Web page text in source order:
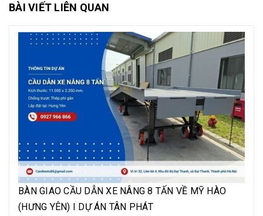
BÀI VIẾT LIÊN QUAN
BÀN GIAO CẦU DẪN XE NÂNG 8 TẤN VỀ MỸ HÀO
(HƯNG YÊN) I DỰ ÁN TÂN PHÁT